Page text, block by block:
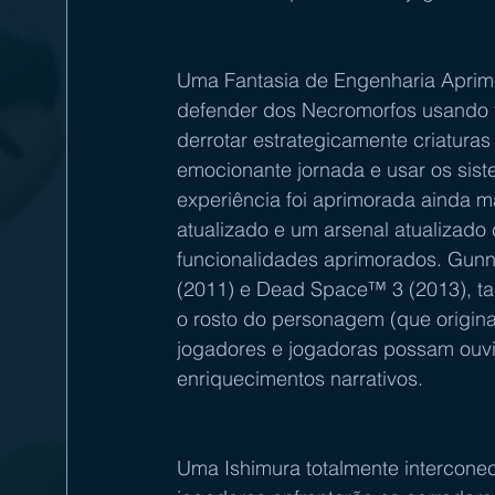
Uma Fantasia de Engenharia
defender dos Necromorfos
derrotar estrategicamente
emocionante jornada e usar os
experiência foi aprimorada ainda
atualizado e um arsenal
funcionalidades aprimorados.
(2011) e Dead Space™ 3 (2013),
o rosto do personagem (que
jogadores e jogadoras possam
enriquecimentos narrativos.
Uma Ishimura totalmente